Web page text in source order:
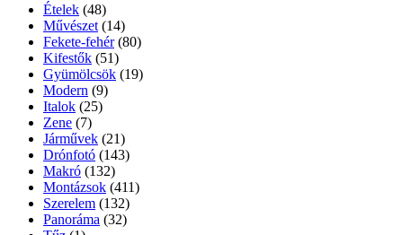
Ételek (48)
Művészet (14)
Fekete-fehér (80)
Kifestők (51)
Gyümölcsök (19)
Modern (9)
Italok (25)
Zene (7)
Járművek (21)
Drónfotó (143)
Makró (132)
Montázsok (411)
Szerelem (132)
Panoráma (32)